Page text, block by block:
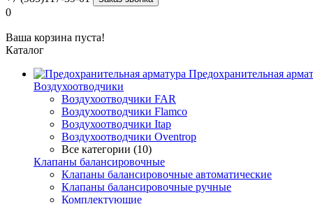
0
Ваша корзина пуста!
Каталог
Предохранительная
Воздухоотводчики
Воздухоотводчики FAR
Воздухоотводчики Flamco
Воздухоотводчики Itap
Воздухоотводчики Oventrop
Все категории (10)
Клапаны балансировочные
Клапаны балансировочные автоматические
Клапаны балансировочные ручные
Комплектующие